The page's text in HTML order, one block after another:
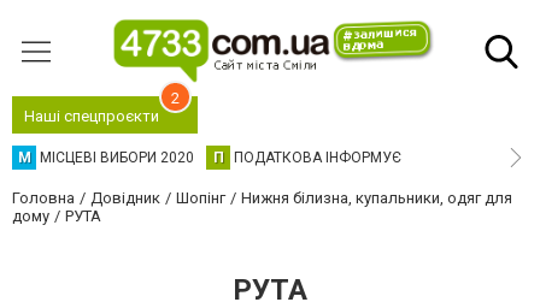
Наші спецпроєкти
2
М МІСЦЕВІ ВИБОРИ 2020 П ПОДАТКОВА ІНФОРМУЄ
Головна Довідник Шопінг
Нижня білизна, купальники, одяг для
дому
РУТА
РУТА